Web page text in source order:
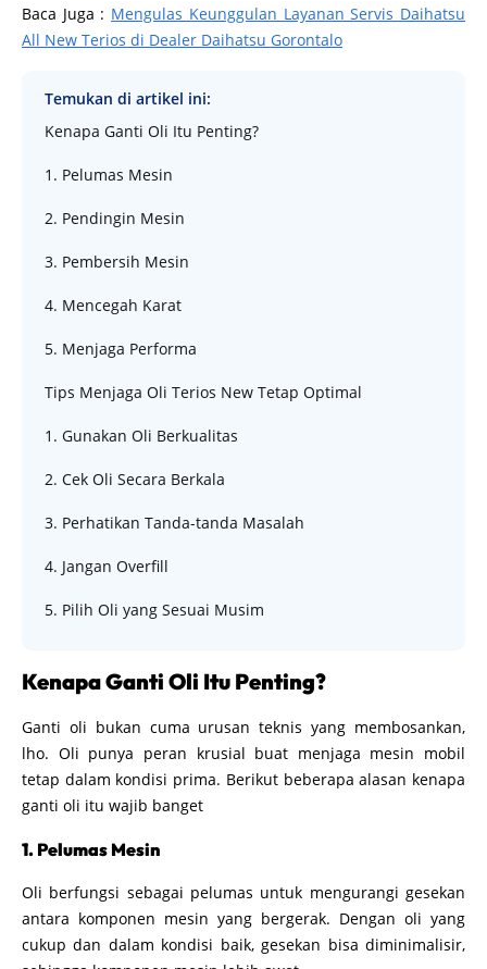
Baca Juga : Mengulas Keunggulan Layanan Servis Daihatsu
All New Terios di Dealer Daihatsu Gorontalo
Temukan di artikel ini:
Kenapa Ganti Oli Itu Penting?
1. Pelumas Mesin
2. Pendingin Mesin
3. Pembersih Mesin
4. Mencegah Karat
5. Menjaga Performa
Tips Menjaga Oli Terios New Tetap Optimal
1. Gunakan Oli Berkualitas
2. Cek Oli Secara Berkala
3. Perhatikan Tanda-tanda Masalah
4. Jangan Overfill
5. Pilih Oli yang Sesuai Musim
Kenapa Ganti Oli Itu Penting?
Ganti oli bukan cuma urusan teknis yang membosankan,
lho. Oli punya peran krusial buat menjaga mesin mobil
tetap dalam kondisi prima. Berikut beberapa alasan kenapa
ganti oli itu wajib banget
1. Pelumas Mesin
Oli berfungsi sebagai pelumas untuk mengurangi gesekan
antara komponen mesin yang bergerak. Dengan oli yang
cukup dan dalam kondisi baik, gesekan bisa diminimalisir,